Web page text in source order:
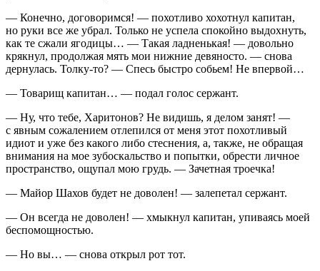
— Конечно, договоримся! — похотливо хохотнул капитан,
но руки все же убрал. Только не успела спокойно выдохнуть,
как те сжали ягодицы… — Такая ладненькая! — довольно
крякнул, продолжая мять мои нижние девяносто. — снова
дернулась. Толку-то? — Спесь быстро собьем! Не впервой…
— Товарищ капитан… — подал голос сержант.
— Ну, что тебе, Харитонов? Не видишь, я делом занят! —
с явным сожалением отлепился от меня этот похотливый
идиот и уже без какого либо стеснения, а, также, не обращая
внимания на мое зубоскальство и попытки, обрести личное
пространство, ощупал мою грудь. — Зачетная троечка!
— Майор Шахов будет не доволен! — залепетал сержант.
— Он всегда не доволен! — хмыкнул капитан, упиваясь моей
беспомощностью.
— Но вы… — снова открыл рот тот.